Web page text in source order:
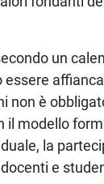
un
essere
non è
il modello
la
e